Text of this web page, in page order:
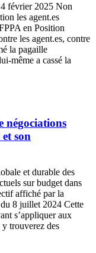
février 2025 Non
les agent.es
en Position
les agent.es, contre
la pagaille
même a cassé la
négociations
son
et durable des
sur budget dans
affiché par la
8 juillet 2024 Cette
s’appliquer aux
trouverez des